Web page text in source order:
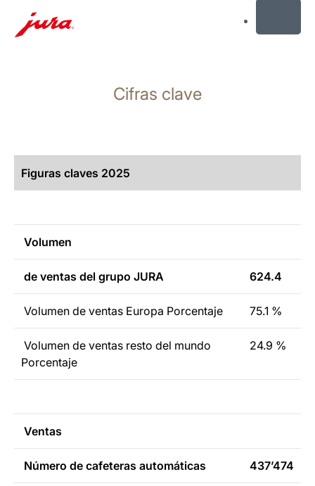
búsqueda
Cifras clave
Figuras claves 2025
Volumen
de ventas del grupo JURA 624.4
Volumen de ventas Europa Porcentaje 75.1 %
Volumen de ventas resto del mundo
Porcentaje
24.9 %
Ventas
Número de cafeteras automáticas 437’474